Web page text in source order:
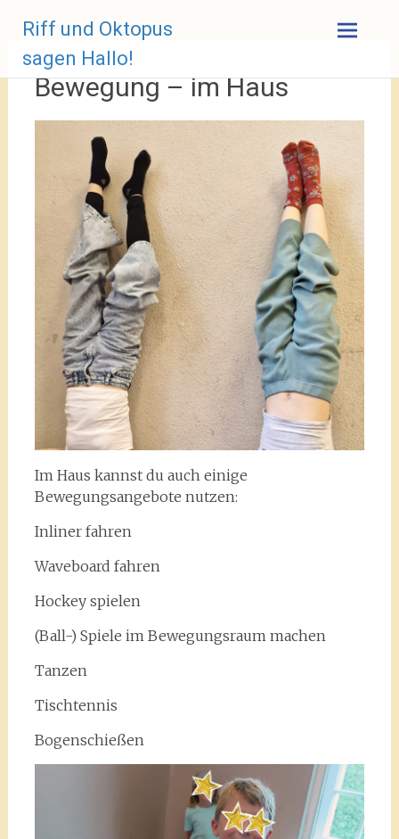
Inhalt
springen
Riff und Oktopus
sagen Hallo!
Bewegung – im Haus
Im Haus kannst du auch einige
Bewegungsangebote nutzen:
Inliner fahren
Waveboard fahren
Hockey spielen
(Ball-) Spiele im Bewegungsraum machen
Tanzen
Tischtennis
Bogenschießen